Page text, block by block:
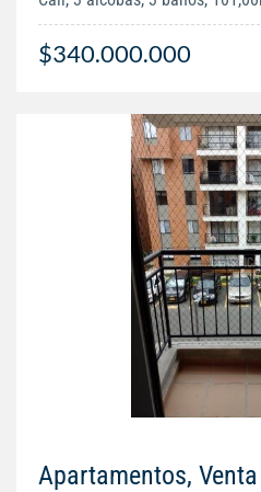
$340.000.000
Apartamentos,